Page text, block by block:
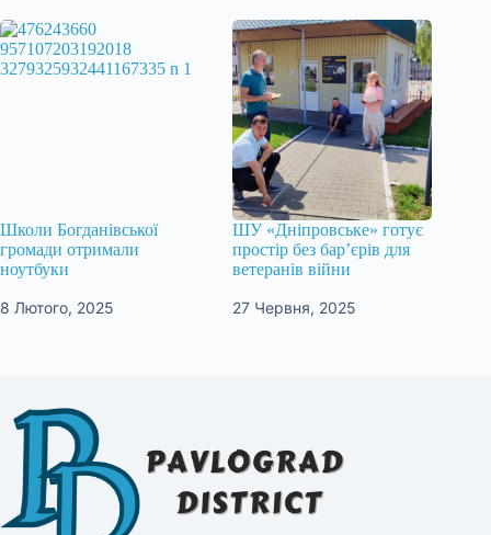
Школи Богданівської
громади отримали
ноутбуки
8 Лютого, 2025
ШУ «Дніпровське» готує
простір без бар’єрів для
ветеранів війни
27 Червня, 2025